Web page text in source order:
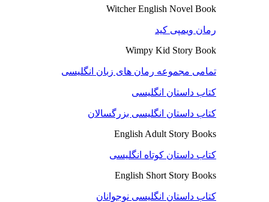
Witcher English Novel Book
رمان ویمپی کید
Wimpy Kid Story Book
تمامی مجموعه رمان های زبان انگلیسی
کتاب داستان انگلیسی
کتاب داستان انگلیسی بزرگسالان
English Adult Story Books
کتاب داستان کوتاه انگلیسی
English Short Story Books
کتاب داستان انگلیسی نوجوانان